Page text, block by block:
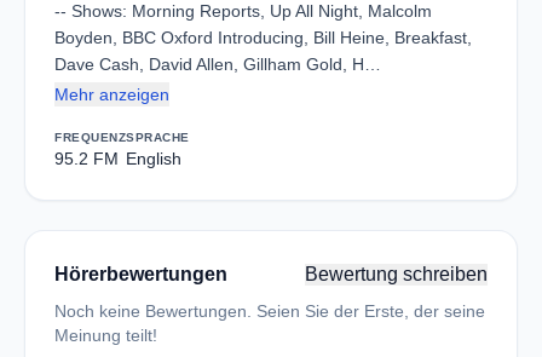
-- Shows: Morning Reports, Up All Night, Malcolm
Boyden, BBC Oxford Introducing, Bill Heine, Breakfast,
Dave Cash, David Allen, Gillham Gold, H…
Mehr anzeigen
FREQUENZ
95.2 FM
SPRACHE
English
Hörerbewertungen Bewertung schreiben
Noch keine Bewertungen. Seien Sie der Erste, der seine
Meinung teilt!